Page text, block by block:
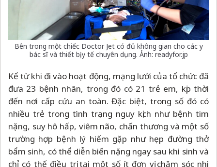
Bên trong một chiếc Doctor Jet có đủ không gian cho các y
bác sĩ và thiết bị y tế chuyên dụng. Ảnh: readyfor.jp
Kể từ khi đi vào hoạt động, mạng lưới của tổ chức đã
đưa 23 bệnh nhân, trong đó có 21 trẻ em, kịp thời
đến nơi cấp cứu an toàn. Đặc biệt, trong số đó có
nhiều trẻ trong tình trạng nguy kịch như bệnh tim
nặng, suy hô hấp, viêm não, chấn thương và một số
trường hợp bệnh lý hiếm gặp như hẹp đường thở
bẩm sinh, có thể diễn biến nặng ngay sau khi sinh và
chỉ có thể điều trị tại một số ít đơn vị chăm sóc nhi